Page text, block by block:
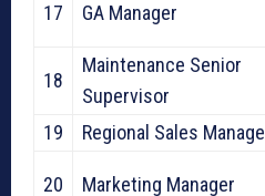
17 GA Manager
18
Maintenance Senior
Supervisor
19
Regional Sales
20 Marketing Manager